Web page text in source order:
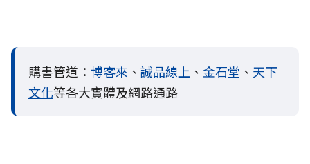
購書管道： 博客來 、 誠品線上 、 金石堂 、 天下
文化等各大實體及網路通路